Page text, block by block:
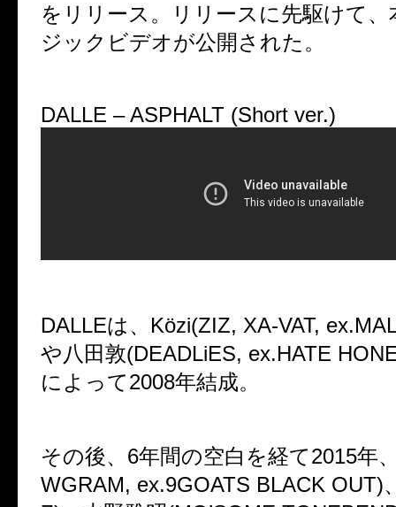
をリリース。リリースに先駆けて
ジックビデオが公開された。
DALLE – ASPHALT (Short ver.)
DALLEは、Közi(ZIZ, XA-VAT,
や八田敦(DEADLiES, ex.HATE
によって2008年結成。
その後、6年間の空白を経て2015年
WGRAM, ex.9GOATS BLACK OUT)